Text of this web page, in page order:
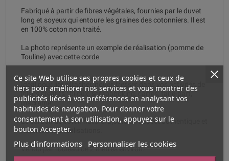
Fabriqué à partir de fibres végétales, fournies par le duvet
long et soyeux qui entoure les graines des cotonniers. Il est
en 100% coton non traité.
La photo représente un exemple de réalisation (pomme de
Touline) avec cette corde
Idéal pour lier attacher, nouer, tresser dans vos activités de
loisirs créatifs : bijoux, scrapbooking, cartes, faire-part,
macramé...
Le cordon de coton naturel ajoute un aspect authentique et
naturel à vos réalisations.
Vendu par rouleau de 2 mètres environ.
Ce site Web utilise ses propres cookies et ceux de
tiers pour améliorer nos services et vous montrer des
publicités liées à vos préférences en analysant vos
habitudes de navigation. Pour donner votre
consentement à son utilisation, appuyez sur le
bouton Accepter.
Plus d'informations Personnaliser les cookies